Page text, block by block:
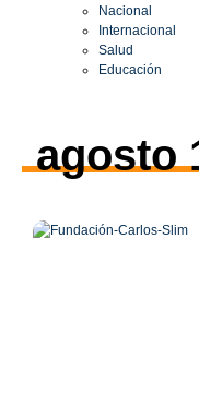
Nacional
Internacional
Salud
Educación
agosto